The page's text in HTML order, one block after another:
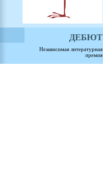
ДЕБЮТ
Независимая литературная
премия